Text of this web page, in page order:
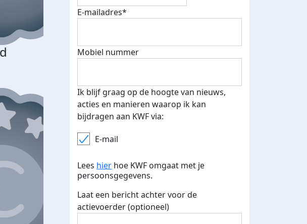
E-mails verstuurd
je je speciale KWF t-shirt!
E-mailadres*
Mobiel nummer
Ik blijf graag op de hoogte van nieuws,
acties en manieren waarop ik kan
bijdragen aan KWF via:
E-mail
Lees hier hoe KWF omgaat met je
persoonsgegevens.
Laat een bericht achter voor de
actievoerder (optioneel)